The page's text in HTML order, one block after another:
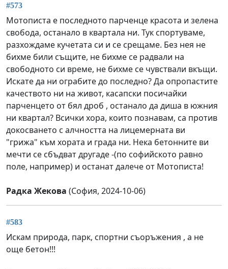
#573
Мотописта е последното парченце красота и зелена
свобода, останало в квартала ни. Тук спортуваме,
разхождаме кучетата си и се срещаме. Без нея не
бихме били същите, не бихме се радвали на
свободното си време, не бихме се чувствали вкъщи.
Искате да ни ограбите до последно? Да опропастите
качеството ни на живот, касапски посичайки
парченцето от бял дроб , останало да диша в южния
ни квартал? Всички хора, които познавам, са против
докосването с алчността на лицемерната ви
"грижа" към хората и града ни. Нека бетонните ви
мечти се сбъдват другаде -(по софийското равно
поле, например) и останат далече от Мотописта!
Радка Жекова (София, 2024-10-06)
#583
Искам природа, парк, спортни съоръжения , а не
още бетон!!!